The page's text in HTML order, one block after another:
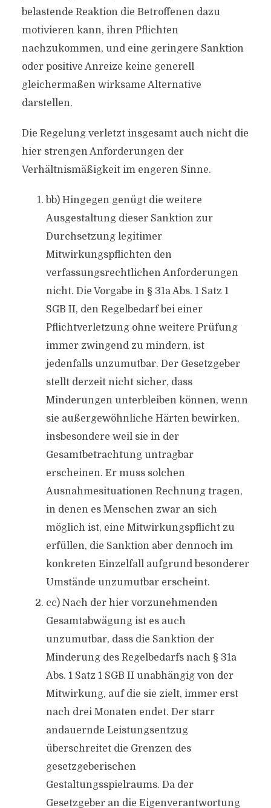
belastende Reaktion die Betroffenen dazu
motivieren kann, ihren Pflichten
nachzukommen, und eine geringere Sanktion
oder positive Anreize keine generell
gleichermaßen wirksame Alternative
darstellen.
Die Regelung verletzt insgesamt auch nicht die
hier strengen Anforderungen der
Verhältnismäßigkeit im engeren Sinne.
bb) Hingegen genügt die weitere
Ausgestaltung dieser Sanktion zur
Durchsetzung legitimer
Mitwirkungspflichten den
verfassungsrechtlichen Anforderungen
nicht. Die Vorgabe in § 31a Abs. 1 Satz 1
SGB II, den Regelbedarf bei einer
Pflichtverletzung ohne weitere Prüfung
immer zwingend zu mindern, ist
jedenfalls unzumutbar. Der Gesetzgeber
stellt derzeit nicht sicher, dass
Minderungen unterbleiben können, wenn
sie außergewöhnliche Härten bewirken,
insbesondere weil sie in der
Gesamtbetrachtung untragbar
erscheinen. Er muss solchen
Ausnahmesituationen Rechnung tragen,
in denen es Menschen zwar an sich
möglich ist, eine Mitwirkungspflicht zu
erfüllen, die Sanktion aber dennoch im
konkreten Einzelfall aufgrund besonderer
Umstände unzumutbar erscheint.
cc) Nach der hier vorzunehmenden
Gesamtabwägung ist es auch
unzumutbar, dass die Sanktion der
Minderung des Regelbedarfs nach § 31a
Abs. 1 Satz 1 SGB II unabhängig von der
Mitwirkung, auf die sie zielt, immer erst
nach drei Monaten endet. Der starr
andauernde Leistungsentzug
überschreitet die Grenzen des
gesetzgeberischen
Gestaltungsspielraums. Da der
Gesetzgeber an die Eigenverantwortung